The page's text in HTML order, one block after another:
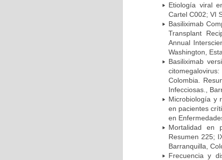
Etiología viral
Cartel C002; VI
Basiliximab
Transplant
Annual
Washington,
Basiliximab
Colombia.
Infecciosas.,
Microbiología y
en pacientes
en
Mortalidad en
Resumen 225;
Barranquilla,
Frecuencia y